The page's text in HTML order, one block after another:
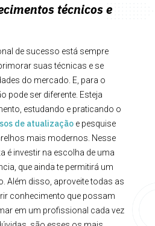
técnicos e
de sucesso está sempre
suas técnicas e se
do mercado. E, para o
pode ser diferente. Esteja
estudando e praticando o
de atualizaçãoe pesquise
mais modernos. Nesse
é investir na escolha de uma
que ainda te permitirá um
Além disso, aproveite todas as
conhecimento que possam
em um profissional cada vez